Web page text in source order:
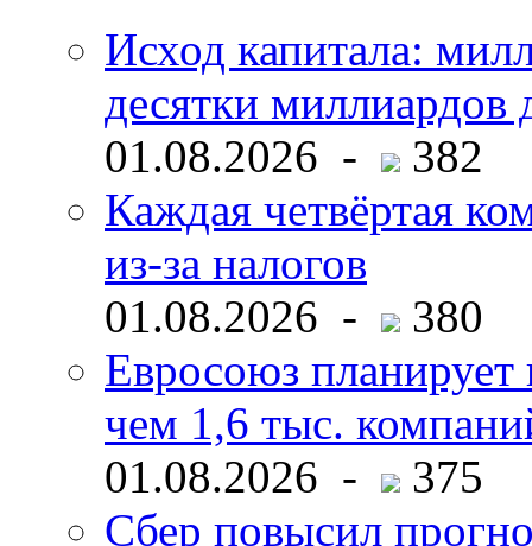
Исход капитала:
десятки миллиардов
01.08.2026 -
382
Каждая четвёртая
из-за налогов
01.08.2026 -
380
Евросоюз планирует
чем 1,6 тыс.
01.08.2026 -
375
Сбер повысил